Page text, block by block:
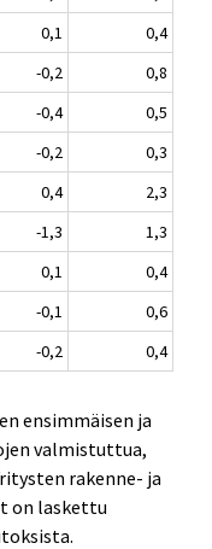
0,1
0,4
-0,2
0,8
-0,4
0,5
-0,2
0,3
0,4
2,3
-1,3
1,3
0,1
0,4
-0,1
0,6
-0,2 0,4
ensimmäisen ja
valmistuttua,
rakenne- ja
on laskettu